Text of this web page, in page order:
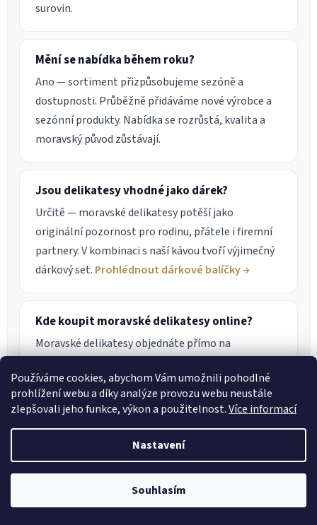
Používáme cookies, abychom Vám umožnili pohodlné
prohlížení webu a díky analýze provozu webu neustále
zlepšovali jeho funkce, výkon a použitelnost.Více informací
Nastavení
Souhlasím
surovin.
Mění se nabídka během roku?
Ano — sortiment přizpůsobujeme sezóně a
dostupnosti. Průběžně přidáváme nové výrobce a
sezónní produkty. Nabídka se rozrůstá, kvalita a
moravský původ zůstávají.
Jsou delikatesy vhodné jako dárek?
Určitě — moravské delikatesy potěší jako
originální pozornost pro rodinu, přátele i firemní
partnery. V kombinaci s naší kávou tvoří výjimečný
dárkový set. Prohlédnout dárkové balíčky →
Kde koupit moravské delikatesy online?
Moravské delikatesy objednáte přímo na
republice. Expedujeme do 24 hodin z Moravského
Krumlova na jižní Moravě. Doprava od 59 Kč,
zdarma od 990 Kč.
Můžu delikatesy kombinovat s kávou v jedné
Ano — delikatesy, kávu, dárkové balíčky i kávovary